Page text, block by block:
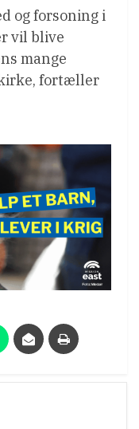
og forsoning i
vil blive
mange
fortæller